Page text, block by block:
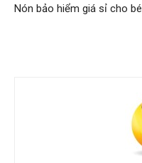
Nón bảo hiểm giá sỉ cho bé